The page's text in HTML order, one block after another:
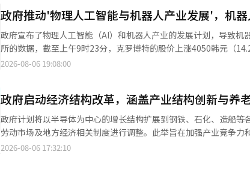
的“碳中和活动优秀医院”。 此外，三星首尔医院在环保经营方面的表现也在医疗领域的国际评估中名列前茅。今年
2月，《新闻周刊》发布的全球最佳医院排名中，三星首尔医院位
医院在癌症治疗领域连续两年排名全球第3位。※ 本报道经人工智
全面停业。社区诊所和门诊的运营将根据医疗机构的判断而定，可
假日期间仍会开放。急诊室则会在假期内保持急救医疗体系的运作。 开放的医院和药店信息可通过急救医疗门户网站
E-Gen和急救医疗信息提供应用程序查询。也可以通过保健福利
息。由于就诊时间可能会有所变动，建议在前往医疗机构之前先电话确认。 ▲ 快递服务因公司而异 8
定假日，但主要快递公司每年都会设定“快递休息日”，以便快递
至17日之间都会全面中断。参与快递休息日的公司、收集停止时
快递公司的2026年具体安排应以各公司发布的官方通知和运单查询为准。 特别是对于新鲜食品或需要按时
品，建议在假期前避免下单，或向销售方咨询实际的发货和配送时
分控制发作的疾病。开发新治疗药物前，必须经过动物模型的前临
能反映特定患者疾病特征的标准。研究人员往往根据经验和惯例
本与362个小鼠和大鼠等啮齿动物的脑组织样本，进行了大规模转
于了解疾病的分子特征。研究团队建立了基于物种（Species）、
药途径（Administration route）、癫痫病变的偏侧性（
的鼠模型最能再现伴有海马硬化的难治性癫痫患者的状态。海马是
的神经细胞会受到损伤。相反，反复对海马进行电刺激诱导癫痫的
态。研究团队表示，这是首次在分子水平上确认不同动物模型各
示：“希望此次研究能为更准确的前临床研究和治疗药物开发提供
编辑。
政府推动'物理人工智能与机器人产业发展'，机
政府宣布了物理人工智能（AI）和机器人产业的发展计划，导致机器人相关股
所的数据，截至上午9时23分，克罗博特的股价上涨4050韩元（
一家专注于机器人解决方案和服务的企业。 同一时间，其他主要机器人股票也普遍上涨，包括杰斯特克
现。 政府在由副总理兼企划财政部长具允哲主持的紧急经济总部会议及经济结构创新相关部长会议上，发布了《经济
结构创新推进方向》。 政府计划开发专注于化工、钢铁、汽车、电池、造船、家电、物流、医院、酒店和显示器等十
大行业的类人机器人，并计划每年向工业现场推广1000台AI机器人
人手的研发，并在世门金机器人铸造厂和大庆地区建立实证测试场。 市场普遍认为，政府的机器人产业发展政策
落实，工业机器人和物理AI相关企业将受益。未来资产证券研究员
2026-08-06 19:08:00
政府启动经济结构改革，涵盖产业结构创新与养
政府计划将以半导体为中心的增长结构扩展到钢铁、石化、造船等
劳动市场及地方经济相关制度进行调整。此举旨在加强产业竞争力
府于6日在首尔政府大厦召开了由副总理兼财政经济部部长具允哲
2026-08-06 17:32:10